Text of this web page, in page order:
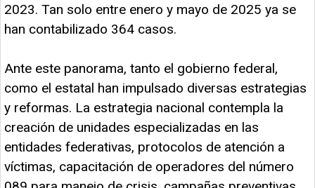
2023. Tan solo entre enero y mayo de 2025 ya se
han contabilizado 364 casos.
Ante este panorama, tanto el gobierno federal,
como el estatal han impulsado diversas estrategias
y reformas. La estrategia nacional contempla la
creación de unidades especializadas en las
entidades federativas, protocolos de atención a
víctimas, capacitación de operadores del número